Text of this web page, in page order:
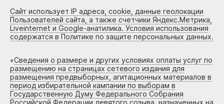
Сайт использует IP адреса, cookie, данные геолокации
Пользователей сайта, а также счетчики Яндекс.Метрика,
Liveinternet и Google-анатилика. Условия использования
содержатся в Политике по защите персональных данных.
«Сведения о размере и других условиях оплаты услуг по
размещению на страницах сетевого издания для
размещения предвыборных, агитационных материалов в
период избирательной кампании по выборам в
Государственную Думу Федерального Собрания
Российской Федерации девятого созыва, назначенных на